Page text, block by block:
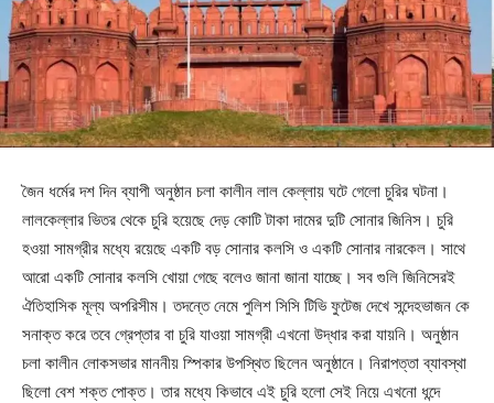
জৈন ধর্মের দশ দিন ব্যাপী অনুষ্ঠান চলা কালীন লাল কেল্লায় ঘটে গেলো চুরির ঘটনা।
লালকেল্লার ভিতর থেকে চুরি হয়েছে দেড় কোটি টাকা দামের দুটি সোনার জিনিস। চুরি
হওয়া সামগ্রীর মধ্যে রয়েছে একটি বড় সোনার কলসি ও একটি সোনার নারকেল। সাথে
আরো একটি সোনার কলসি খোয়া গেছে বলেও জানা জানা যাচ্ছে। সব গুলি জিনিসেরই
ঐতিহাসিক মূল্য অপরিসীম। তদন্তে নেমে পুলিশ সিসি টিভি ফুটেজ দেখে সন্দেহভাজন কে
সনাক্ত করে তবে গ্রেপ্তার বা চুরি যাওয়া সামগ্রী এখনো উদ্ধার করা যায়নি। অনুষ্ঠান
চলা কালীন লোকসভার মাননীয় স্পিকার উপস্থিত ছিলেন অনুষ্ঠানে। নিরাপত্তা ব্যাবস্থা
ছিলো বেশ শক্ত পোক্ত। তার মধ্যে কিভাবে এই চুরি হলো সেই নিয়ে এখনো ধন্দে